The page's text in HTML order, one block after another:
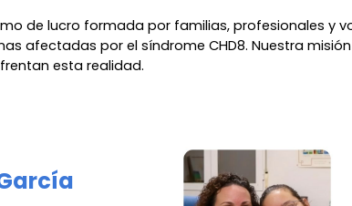
de lucro formada por familias, profesionales y
afectadas por el síndrome CHD8. Nuestra
esta realidad.